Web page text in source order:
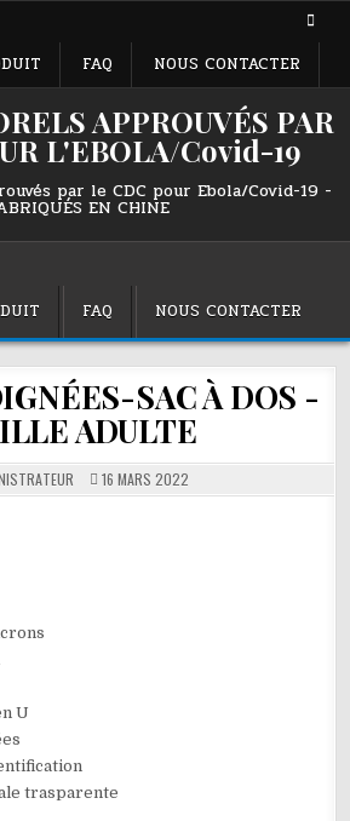
FAQ NOUS CONTACTER
APPROUVÉS PAR
L'EBOLA/Covid-19
par le CDC pour Ebola/Covid-19 -
EN CHINE
FAQ NOUS CONTACTER
SAC À DOS -
ADULTE
16 MARS 2022
U
trasparente